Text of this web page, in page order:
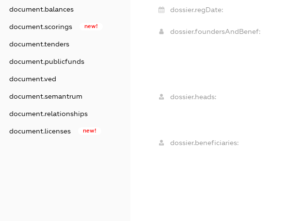
document.balances
document.scorings new!
document.tenders
document.publicfunds
document.ved
document.semantrum
document.relationships
document.licenses new!
dossier.regDate:
dossier.foundersAndBenef:
dossier.heads:
dossier.beneficiaries: